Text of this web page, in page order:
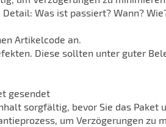
Was ist passiert? Wann?
Artikelcode an.
Diese sollten unter guter
gesendet
sorgfältig, bevor Sie das Paket
um Verzögerungen zu